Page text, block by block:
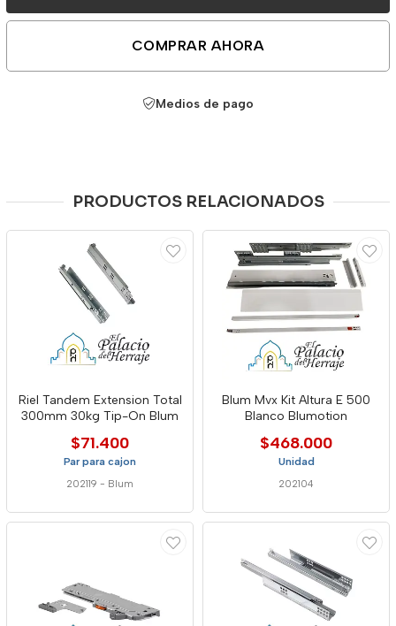
COMPRAR AHORA
Medios de pago
PRODUCTOS RELACIONADOS
Riel Tandem Extension Total
300mm 30kg Tip-On Blum
$71.400
Par para cajon
202119 - Blum
Blum Mvx Kit Altura E 500
Blanco Blumotion
$468.000
Unidad
202104